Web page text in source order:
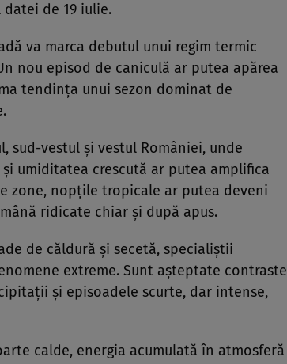
de 19 iulie.
va marca debutul unui regim termic
nou episod de caniculă ar putea apărea
tendința unui sezon dominat de
sud-vestul și vestul României, unde
umiditatea crescută ar putea amplifica
zone, nopțile tropicale ar putea deveni
ridicate chiar și după apus.
de căldură și secetă, specialiștii
extreme. Sunt așteptate contraste
și episoadele scurte, dar intense,
calde, energia acumulată în atmosferă